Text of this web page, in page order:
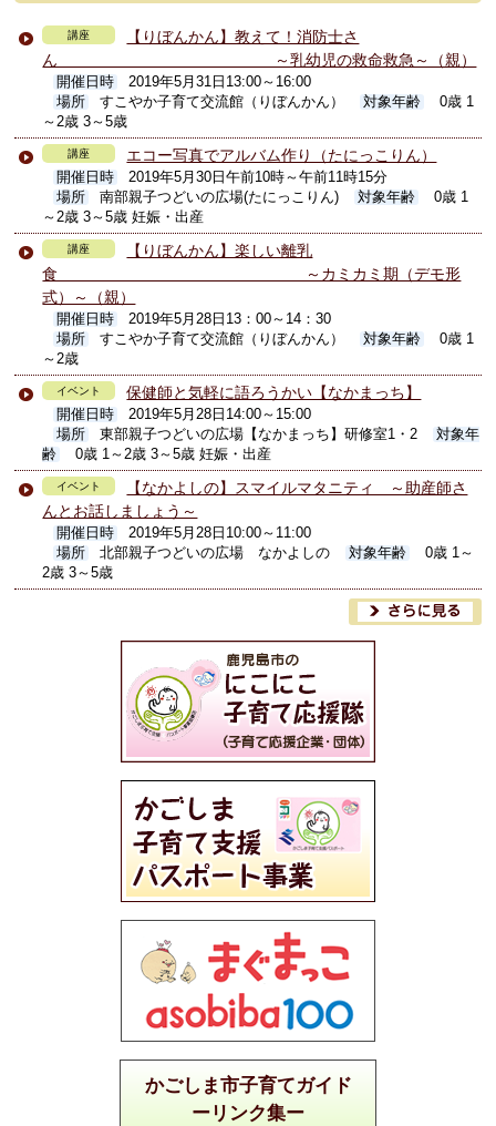
講座
【りぼんかん】教えて！消防士さ
ん ～乳幼児の救命救急～（親）
開催日時
2019年5月31日13:00～16:00
場所
すこやか子育て交流館（りぼんかん） 対象年齢
0歳 1
～2歳 3～5歳
講座 エコー写真でアルバム作り（たにっこりん）
開催日時
2019年5月30日午前10時～午前11時15分
場所
南部親子つどいの広場(たにっこりん) 対象年齢
0歳 1
～2歳 3～5歳 妊娠・出産
講座
【りぼんかん】楽しい離乳
食 ～カミカミ期（デモ形
式）～（親）
開催日時
2019年5月28日13：00～14：30
場所
すこやか子育て交流館（りぼんかん） 対象年齢
0歳 1
～2歳
イベント 保健師と気軽に語ろうかい【なかまっち】
開催日時
2019年5月28日14:00～15:00
場所
東部親子つどいの広場【なかまっち】研修室1・2
対象年
齢
0歳 1～2歳 3～5歳 妊娠・出産
イベント
【なかよしの】スマイルマタニティ ～助産師さ
んとお話しましょう～
開催日時
2019年5月28日10:00～11:00
場所
北部親子つどいの広場 なかよしの 対象年齢
0歳 1～
2歳 3～5歳
かごしま市子育てガイド
ーリンク集ー